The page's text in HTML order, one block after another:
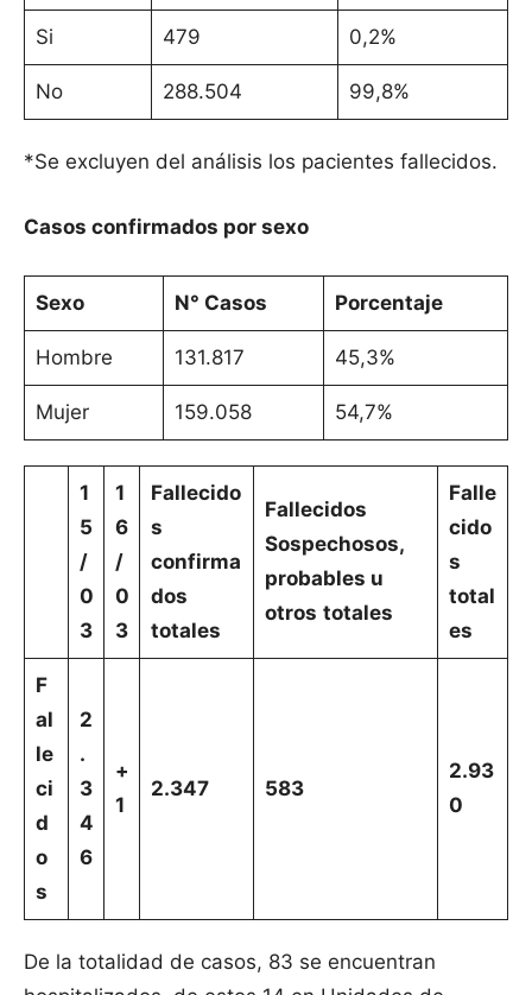
Si 479 0,2%
No 288.504 99,8%
*Se excluyen del análisis los pacientes fallecidos.
Casos confirmados por sexo
Sexo N° Casos Porcentaje
Hombre 131.817 45,3%
Mujer 159.058 54,7%
1
5
/
0
3
1
6
/
0
3
Fallecido
s
confirma
dos
totales
Fallecidos
Sospechosos,
probables u
otros totales
Falle
cido
s
total
es
F
al
le
ci
d
o
s
2
.
3
4
6
+
1
2.347 583
2.93
0
De la totalidad de casos, 83 se encuentran